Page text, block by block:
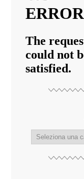
argomento